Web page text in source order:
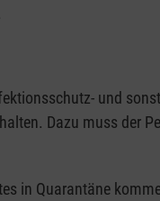
und
Dazu muss der
in Quarantäne